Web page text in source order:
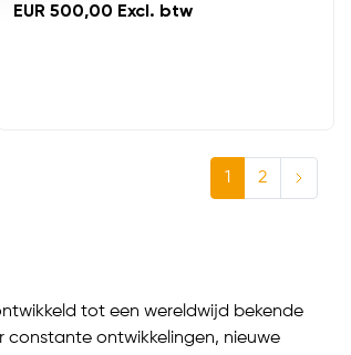
EUR 500,00 Excl. btw
1 2
tot een wereldwijd bekende
constante ontwikkelingen, nieuwe